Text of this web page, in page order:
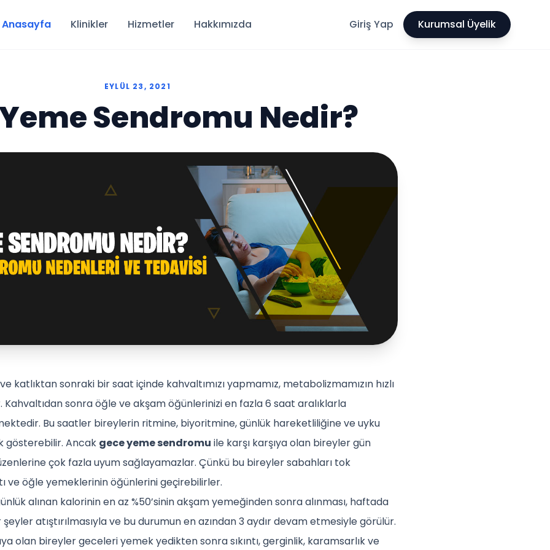
Anasayfa Klinikler Hizmetler Hakkımızda Giriş Yap Kurumsal Üyelik
EYLÜL 23, 2021
Sendromu Nedir?
katlıktan sonraki bir saat içinde kahvaltımızı yapmamız, metabolizmamızın hızlı
Kahvaltıdan sonra öğle ve akşam öğünlerinizi en fazla 6 saat aralıklarla
Bu saatler bireylerin ritmine, biyoritmine, günlük hareketliliğine ve uyku
gösterebilir. Ancak gece yeme sendromu ile karşı karşıya olan bireyler gün
çok fazla uyum sağlayamazlar. Çünkü bu bireyler sabahları tok
ve öğle yemeklerinin öğünlerini geçirebilirler.
alınan kalorinin en az %50’sinin akşam yemeğinden sonra alınması, haftada
atıştırılmasıyla ve bu durumun en azından 3 aydır devam etmesiyle görülür.
olan bireyler geceleri yemek yedikten sonra sıkıntı, gerginlik, karamsarlık ve